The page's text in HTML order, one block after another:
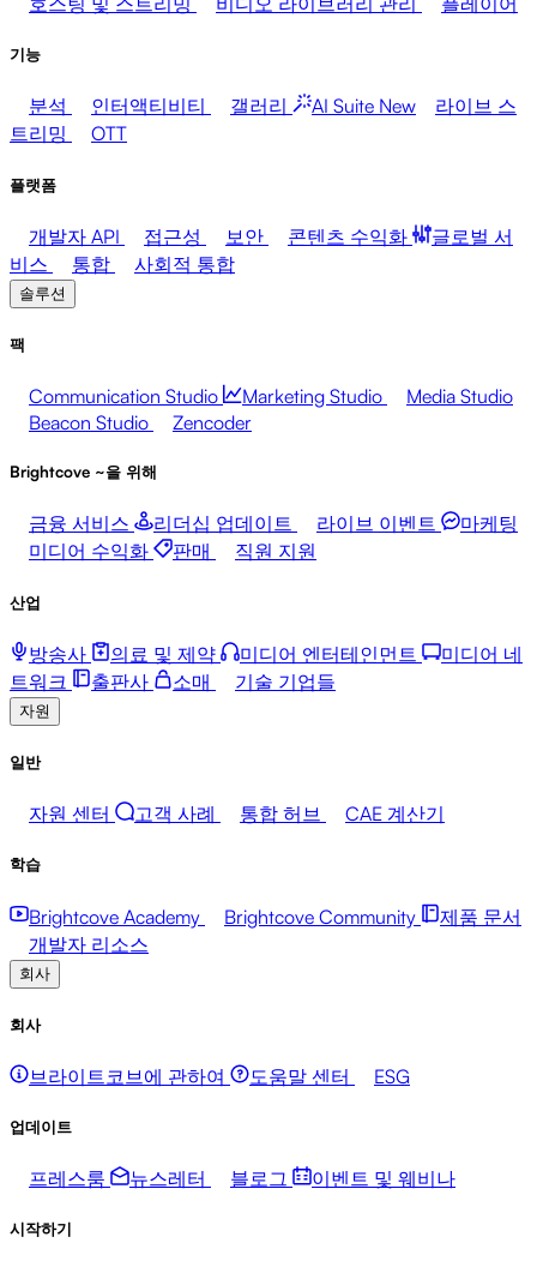
기능
분석 인터액티비티 갤러리 AI Suite New
라이브 스
트리밍
OTT
플랫폼
개발자 API 접근성 보안 콘텐츠 수익화
글로벌 서
비스
통합 사회적 통합
솔루션
팩
Communication Studio Marketing Studio
Media Studio
Beacon Studio
Zencoder
Brightcove ~을 위해
금융 서비스 리더십 업데이트 라이브 이벤트
마케팅
미디어 수익화
판매 직원 지원
산업
방송사 의료 및 제약 미디어 엔터테인먼트
미디어 네
트워크
출판사 소매 기술 기업들
자원
일반
자원 센터 고객 사례 통합 허브 CAE 계산기
학습
Brightcove Academy Brightcove Community
제품 문서
개발자 리소스
회사
회사
브라이트코브에 관하여 도움말 센터 ESG
업데이트
프레스룸 뉴스레터 블로그 이벤트 및 웨비나
시작하기